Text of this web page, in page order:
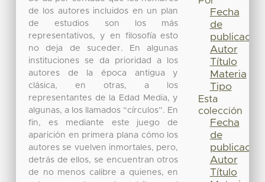
de los autores incluidos en un plan
de estudios son los más
representativos, y en filosofía esto
no deja de suceder. En algunas
instituciones se da prioridad a los
autores de la época antigua y
clásica, en otras, a los
representantes de la Edad Media, y
algunas, a los llamados “círculos”. En
fin, es mediante este juego de
aparición en primera plana cómo los
autores se vuelven inmortales, pero,
detrás de ellos, se encuentran otros
de no menos calibre a quienes, en
Fecha
de
publicación
Autor
Título
Materia
Tipo
Esta
colección
Fecha
de
publicación
Autor
Título